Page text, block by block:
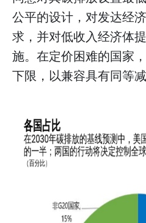
公平的设计，对发达经
求，并对低收入经济体
施。在定价困难的国家
下限，以兼容具有同等